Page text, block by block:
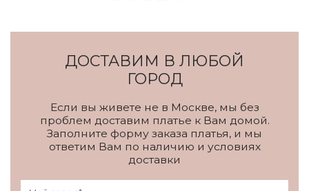
ДОСТАВИМ В ЛЮБОЙ
ГОРОД
Если вы живете не в Москве, мы без
проблем доставим платье к Вам домой.
Заполните форму заказа платья, и мы
ответим Вам по наличию и условиях
доставки